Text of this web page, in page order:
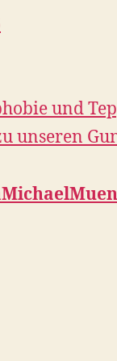
und
unseren